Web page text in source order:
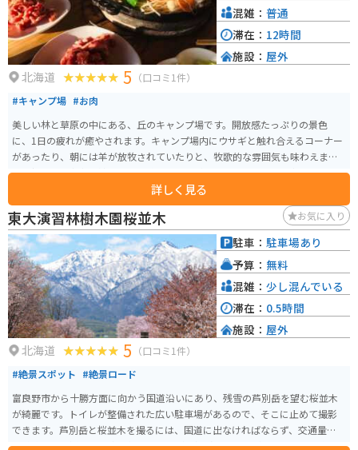
北海道 5 （口コミ1件）
#キャンプ場 #お肉
美しい林と草原の中にある、丘のキャンプ場です。開放感たっぷりの景色
に、1日の疲れが癒やされます。キャンプ場内にウサギと触れ合えるコーナー
があったり、朝には羊が放牧されていたりと、牧歌的な雰囲気も味わえま
す。朝のお食事中の羊を間近で眺めることができますよ。また、忘れてなら
ないのがジンギスカン。柔らかく味がまろやかで、ここのジンギスカンを食
べたら忘れられないほどの味です。夏でも夜は非常に寒いため、防寒対策を
しっかり行いましょう。
詳しく見る
混雑： 普通
滞在： 12時間
施設： 屋外
東大演習林樹木園桜並木 お気に入り
北海道 5 （口コミ1件）
#絶景スポット #絶景ロード
富良野市から十勝方面に向かう国道沿いにあり、残雪の芦別岳を望む桜並木
が綺麗です。トイレが整備された広い駐車場があるので、そこに止めて撮影
できます。芦別岳と桜並木を撮るには、国道に出なければならず、交通量も多
い道路なので通行する車に気を付けながら撮影する必要があります。午後に
駐車： 駐車場あり
予算： 無料
混雑： 少し混んでいる
滞在： 0.5時間
施設： 屋外